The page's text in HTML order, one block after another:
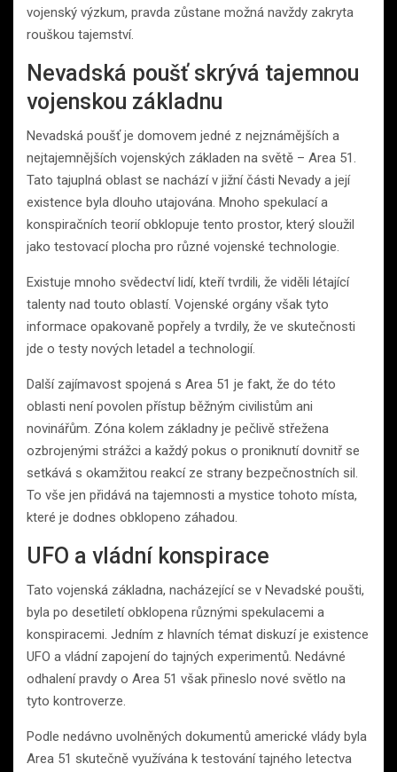
vojenský výzkum, pravda zůstane možná navždy zakryta
rouškou tajemství.
Nevadská poušť skrývá tajemnou
vojenskou základnu
Nevadská poušť je domovem jedné z nejznámějších a
nejtajemnějších vojenských základen na světě – Area 51.
Tato tajuplná oblast se nachází v jižní části Nevady a její
existence byla dlouho utajována. Mnoho spekulací a
konspiračních teorií obklopuje tento prostor, který sloužil
jako testovací plocha pro různé vojenské technologie.
Existuje mnoho svědectví lidí, kteří tvrdili, že viděli létající
talenty nad touto oblastí. Vojenské orgány však tyto
informace opakovaně popřely a tvrdily, že ve skutečnosti
jde o testy nových letadel a technologií.
Další zajímavost spojená s Area 51 je fakt, že do této
oblasti není povolen přístup běžným civilistům ani
novinářům. Zóna kolem základny je pečlivě střežena
ozbrojenými strážci a každý pokus o proniknutí dovnitř se
setkává s okamžitou reakcí ze strany bezpečnostních sil.
To vše jen přidává na tajemnosti a mystice tohoto místa,
které je dodnes obklopeno záhadou.
UFO a vládní konspirace
Tato vojenská základna, nacházející se v Nevadské poušti,
byla po desetiletí obklopena různými spekulacemi a
konspiracemi. Jedním z hlavních témat diskuzí je existence
UFO a vládní zapojení do tajných experimentů. Nedávné
odhalení pravdy o Area 51 však přineslo nové světlo na
tyto kontroverze.
Podle nedávno uvolněných dokumentů americké vlády byla
Area 51 skutečně využívána k testování tajného letectva